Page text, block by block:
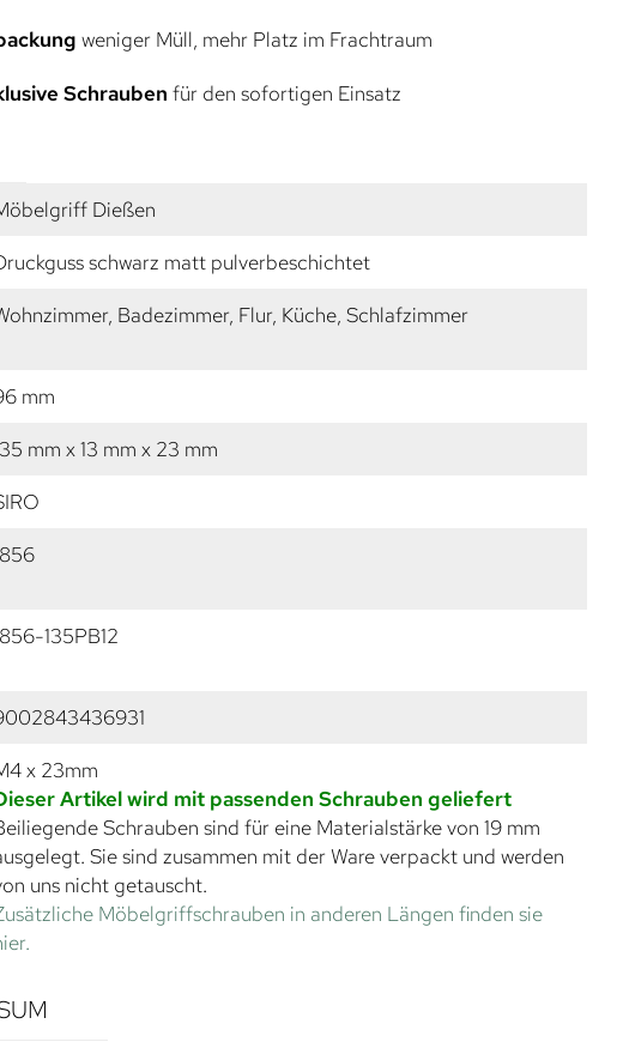
weniger Müll, mehr Platz im Frachtraum
Schrauben für den sofortigen Einsatz
Dießen
schwarz matt pulverbeschichtet
Badezimmer, Flur, Küche, Schlafzimmer
mm
mm x 13 mm x 23 mm
135PB12
x 23mm
Artikel wird mit passenden Schrauben geliefert
Schrauben sind für eine Materialstärke von 19 mm
Sie sind zusammen mit der Ware verpackt und werden
uns nicht getauscht.
Möbelgriffschrauben in anderen Längen finden sie